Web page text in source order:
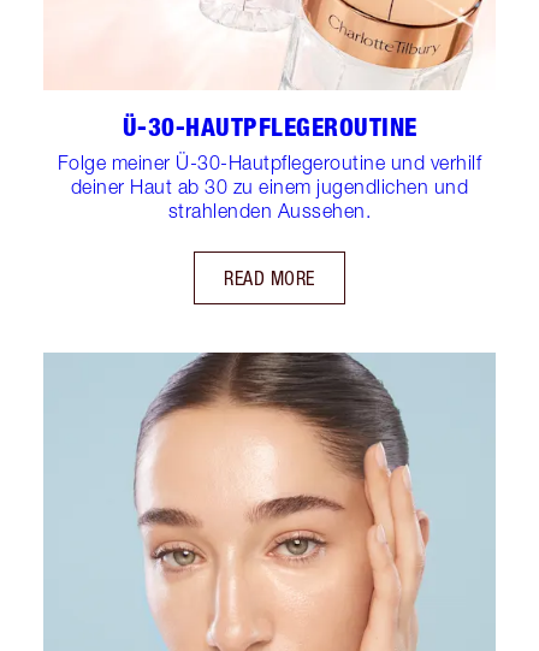
Ü-30-HAUTPFLEGEROUTINE
Folge meiner Ü-30-Hautpflegeroutine und verhilf
deiner Haut ab 30 zu einem jugendlichen und
strahlenden Aussehen.
READ MORE